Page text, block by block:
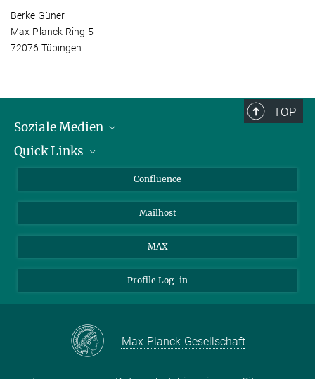
Berke Güner
Max-Planck-Ring 5
72076 Tübingen
TOP
Soziale Medien
LinkedIn
Quick Links
Für Journalisten und Journalistinnen
Ihr Weg zu uns
Confluence
Mailhost
MAX
Profile Log-in
Max-Planck-Gesellschaft